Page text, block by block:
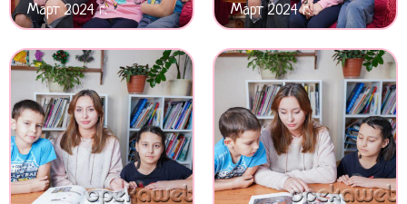
Март 2024 г. Март 2024 г.